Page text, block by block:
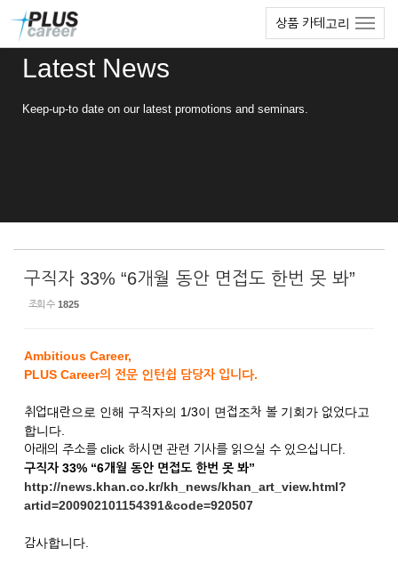
상품 카테고리
Latest News
Keep-up-to date on our latest promotions and seminars.
구직자 33% “6개월 동안 면접도 한번 못 봐”
조회 수 1825
Ambitious Career,
PLUS Career의 전문 인턴쉽 담당자 입니다.
취업대란으로 인해 구직자의 1/3이 면접조차 볼 기회가 없었다고
합니다.
아래의 주소를 click 하시면 관련 기사를 읽으실 수 있으십니다.
구직자 33% “6개월 동안 면접도 한번 못 봐”
http://news.khan.co.kr/kh_news/khan_art_view.html?
artid=200902101154391&code=920507
감사합니다.